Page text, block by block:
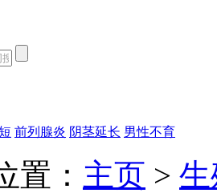
前列腺炎 阴茎延长 男性不育
置： 主页 >